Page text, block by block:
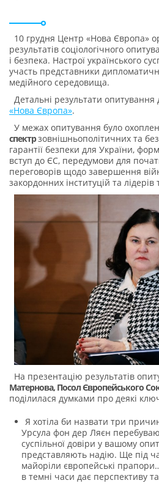
10 грудня Центр «Нова Європа»
результатів соціологічного
і безпека. Настрої українського
участь представники
медійного середовища.
Детальні результати опитування
«Нова Європа».
У межах опитування було
спектрзовнішньополітичних та
гарантії безпеки для України,
вступ до ЄС, передумови для
переговорів щодо завершення
закордонних інституцій та
На презентацію результатів
Матернова, Посол Європейського
поділилася думками про деякі
Я хотіла би назвати три
Урсула фон дер Ляєн
суспільної довіри у вашому
представляють надію. Ще під
майоріли європейські
в темні часи дає перспективу